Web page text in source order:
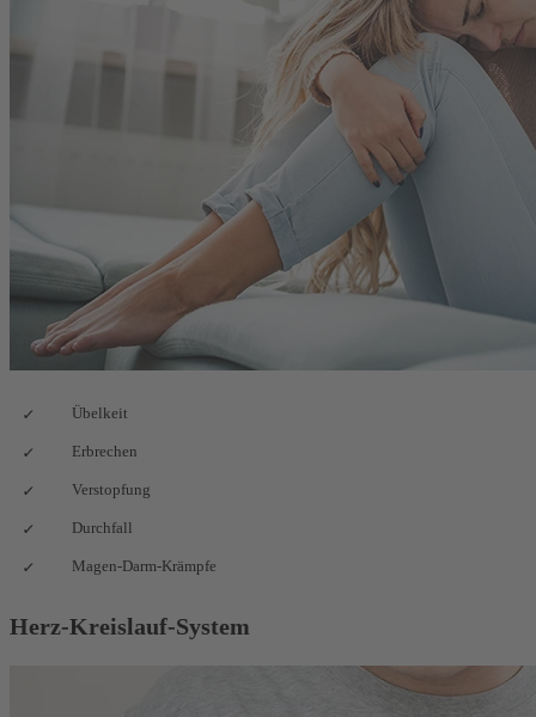
Übelkeit
Erbrechen
Verstopfung
Durchfall
Magen-Darm-Krämpfe
Herz-Kreislauf-System